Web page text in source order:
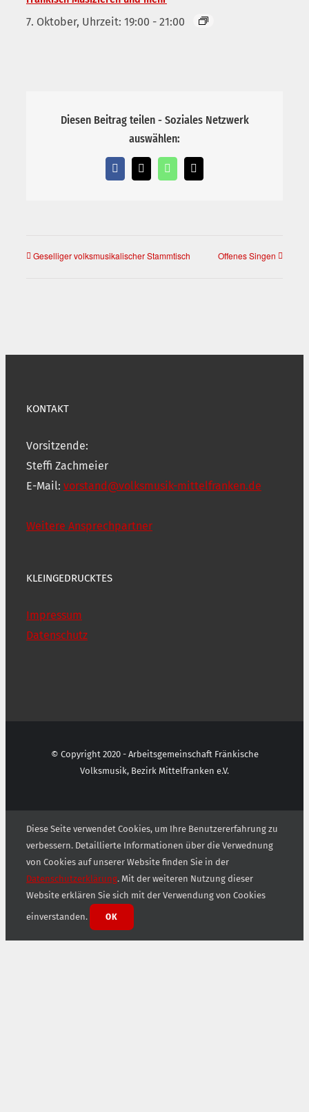
7. Oktober, Uhrzeit: 19:00 - 21:00
Diesen Beitrag teilen - Soziales Netzwerk
auswählen:
Facebook
X WhatsApp
E-
Mail
Geselliger volksmusikalischer Stammtisch Offenes Singen
KONTAKT
Vorsitzende:
Steffi Zachmeier
E-Mail: vorstand@volksmusik-mittelfranken.de
Weitere Ansprechpartner
KLEINGEDRUCKTES
Impressum
Datenschutz
© Copyright 2020 - Arbeitsgemeinschaft Fränkische
Volksmusik, Bezirk Mittelfranken e.V.
Diese Seite verwendet Cookies, um Ihre Benutzererfahrung zu
verbessern. Detaillierte Informationen über die Verwednung
von Cookies auf unserer Website finden Sie in der
Datenschutzerklärung. Mit der weiteren Nutzung dieser
Website erklären Sie sich mit der Verwendung von Cookies
einverstanden. OK